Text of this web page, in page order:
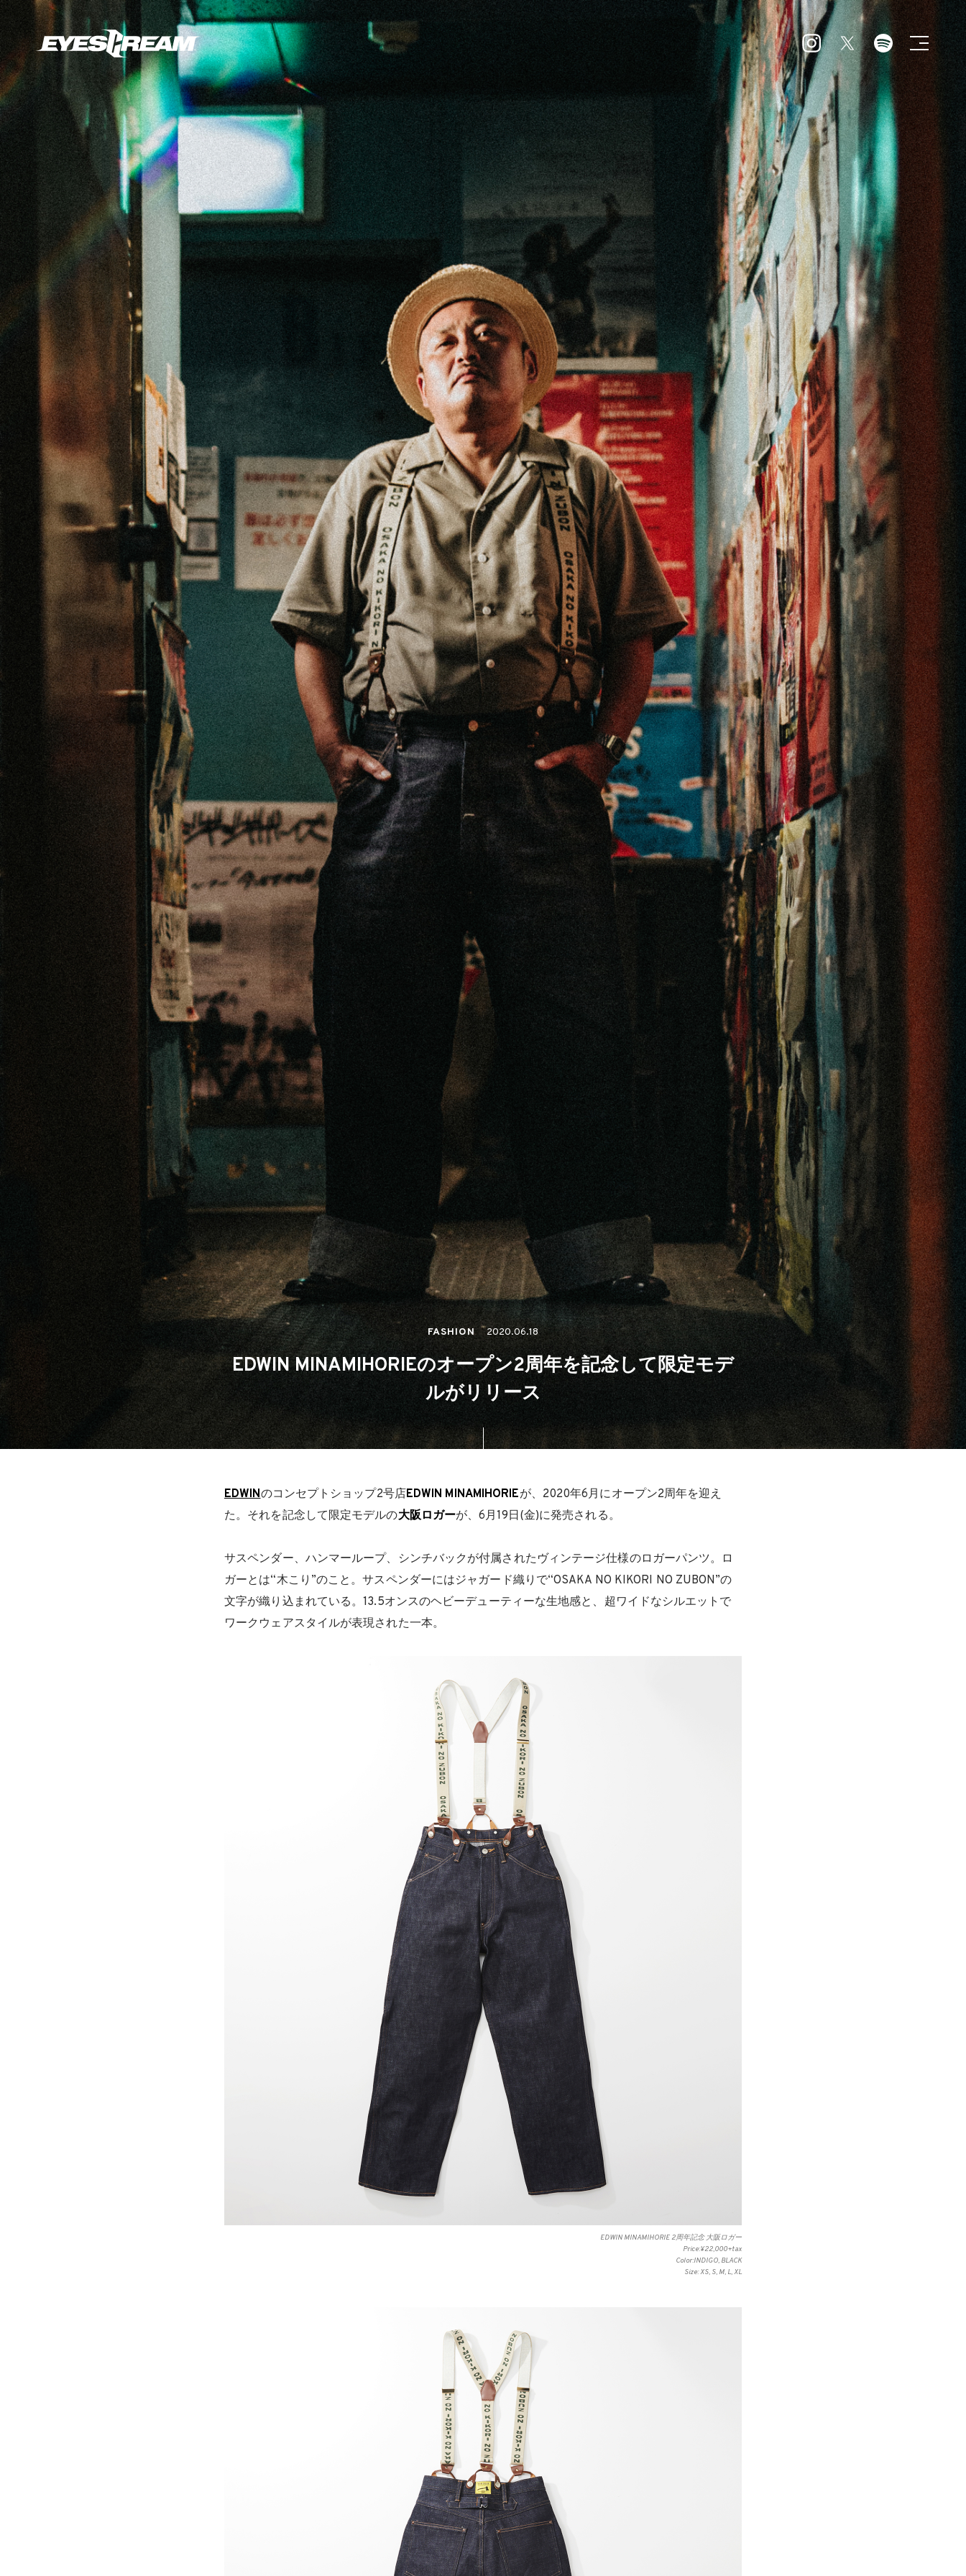
FASHION 2020.06.18
EDWIN MINAMIHORIEのオープン2周年を記念して限定モデ
ルがリリース
EDWINのコンセプトショップ2号店EDWIN MINAMIHORIEが、2020年6月にオープン2周年を迎え
た。それを記念して限定モデルの大阪ロガーが、6月19日(金)に発売される。
サスペンダー、ハンマーループ、シンチバックが付属されたヴィンテージ仕様のロガーパンツ。ロ
ガーとは“木こり”のこと。サスペンダーにはジャガード織りで“OSAKA NO KIKORI NO ZUBON”の
文字が織り込まれている。13.5オンスのヘビーデューティーな生地感と、超ワイドなシルエットで
ワークウェアスタイルが表現された一本。
EDWIN MINAMIHORIE 2周年記念 大阪ロガー
Price:¥22,000+tax
Color:INDIGO, BLACK
Size: XS, S, M, L, XL